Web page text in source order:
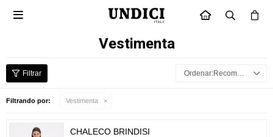
INICIO

Vestimenta
Recomendados
Filtrando por: Vestimenta
CHALECO BRINDISI